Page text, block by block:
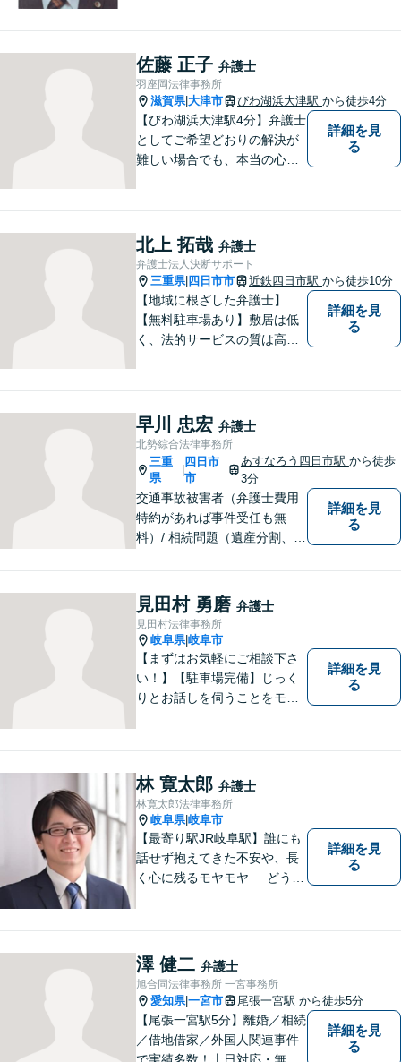
す。 また、言葉の壁や専門知
識の壁も越えて、解決が図ら
れる必要があります。
佐藤 正子 弁護士
羽座岡法律事務所
滋賀県|大津市 びわ湖浜大津駅 から徒歩4分
【びわ湖浜大津駅4分】弁護士
としてご希望どおりの解決が
難しい場合でも、本当の心の
やすい雰囲気作りを心掛けて
おりますので、お気軽にご相
談ください。
詳細を見
る
北上 拓哉 弁護士
弁護士法人決断サポート
三重県| 四日市市 近鉄四日市駅 から徒歩10分
【地域に根ざした弁護士】
【無料駐車場あり】敷居は低
く、法的サービスの質は高く
題／離婚問題／相続問題／企
業法務など、幅広く対応可
能。【明確な料金体系】どう
ぞご連絡ください。
詳細を見
る
早川 忠宏 弁護士
北勢綜合法律事務所
三重
県
四日市
市
あすなろう四日市駅 から徒歩
3分
交通事故被害者（弁護士費用
特約があれば事件受任も無
料）/ 相続問題（遺産分割、遺
さい。
詳細を見
る
見田村 勇磨 弁護士
見田村法律事務所
岐阜県|岐阜市
【まずはお気軽にご相談下さ
い！】【駐車場完備】じっく
りとお話しを伺うことをモッ
詳細を見
る
林 寛太郎 弁護士
林寛太郎法律事務所
岐阜県|岐阜市
【最寄り駅JR岐阜駅】誰にも
話せず抱えてきた不安や、長
く心に残るモヤモヤ──どうぞ
いながら、これからの一歩を
一緒に見つけていきます。
【丁寧なヒアリング】【地域
密着型の法律事務所】
詳細を見
る
澤 健二 弁護士
旭合同法律事務所 一宮事務所
愛知県|一宮市 尾張一宮駅 から徒歩5分
【尾張一宮駅5分】離婚／相続
／借地借家／外国人関連事件
で実績多数！土日対応・無料
詳細を見
る